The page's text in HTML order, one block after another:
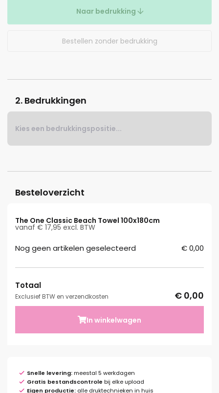
Naar bedrukking
Bestellen zonder bedrukking
2. Bedrukkingen
Kies een bedrukkingspositie...
Besteloverzicht
The One Classic Beach Towel 100x180cm
vanaf € 17,95 excl. BTW
Nog geen artikelen geselecteerd € 0,00
Totaal
Exclusief BTW en verzendkosten € 0,00
In winkelwagen
Snelle levering:meestal 5 werkdagen
Gratis bestandscontrole bij elke upload
Eigen productie: alle druktechnieken in huis